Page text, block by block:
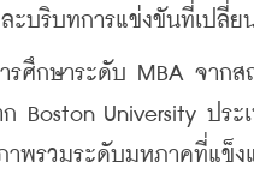
บริบทการแข่งขันที่เปลี่ยน
กษาระดับ MBA จากส
Boston University ปร
าพรวมระดับมหภาคที่แข็ง